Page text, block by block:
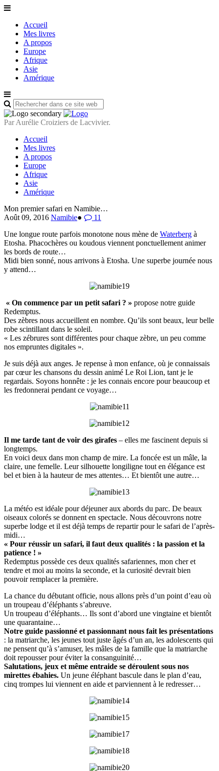
Accueil
Mes livres
A propos
Europe
Afrique
Asie
Amérique
Par Aurélie Croiziers de Lacvivier.
Accueil
Mes livres
A propos
Europe
Afrique
Asie
Amérique
Mon premier safari en Namibie…
Août 09, 2016 Namibie●
11
Une longue route parfois monotone nous mène de Waterberg à
Etosha. Phacochères ou koudous viennent ponctuellement animer
les bords de route…
Midi bien sonné, nous arrivons à Etosha. Une superbe journée nous
y attend…
« On commence par un petit safari ? » propose notre guide
Redemptus.
Des zèbres nous accueillent en nombre. Qu’ils sont beaux, leur belle
robe scintillant dans le soleil.
« Les zébrures sont différentes pour chaque zèbre, un peu comme
nos empruntes digitales ».
Je suis déjà aux anges. Je repense à mon enfance, où je connaissais
par cœur les chansons du dessin animé Le Roi Lion, tant je le
regardais. Soyons honnête : je les connais encore pour beaucoup et
les fredonnerai pendant ce voyage…
Il me tarde tant de voir des girafes – elles me fascinent depuis si
longtemps.
En voici deux dans mon champ de mire. La foncée est un mâle, la
claire, une femelle. Leur silhouette longiligne tout en élégance est
bel et bien à la hauteur de mes attentes… Et bientôt une autre…
La météo est idéale pour déjeuner aux abords du parc. De beaux
oiseaux colorés se donnent en spectacle. Nous découvrons notre
superbe lodge et il est déjà temps de repartir pour le safari de l’après-
midi…
« Pour réussir un safari, il faut deux qualités : la passion et la
patience ! »
Redemptus possède ces deux qualités safariennes, mon cher et
tendre et moi au moins la seconde, et la curiosité devrait bien
pouvoir remplacer la première.
La chance du débutant officie, nous allons près d’un point d’eau où
un troupeau d’éléphants s’abreuve.
Un troupeau d’éléphants… Ils sont d’abord une vingtaine et bientôt
une quarantaine…
Notre guide passionné et passionnant nous fait les présentations
: la matriarche, les jeunes tout juste âgés d’un an, les adolescents qui
ne pensent qu’à s’amuser, les mâles de la famille que la matriarche
doit repousser pour éviter la consanguinité…
Salutations, jeux et même entraide se déroulent sous nos
mirettes ébahies. Un jeune éléphant bascule dans le plan d’eau,
cinq trompes lui viennent en aide et parviennent à le redresser…